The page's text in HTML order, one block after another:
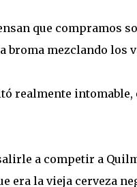
que compramos
broma mezclando los
realmente intomable,
a competir a
era la vieja cerveza